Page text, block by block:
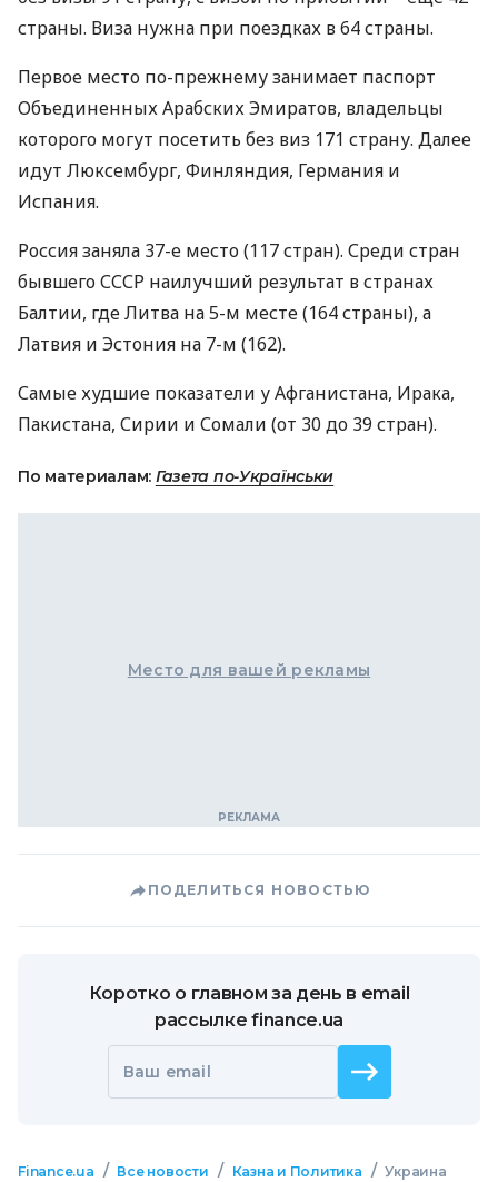
страны. Виза нужна при поездках в 64 страны.
Первое место по-прежнему занимает паспорт
Объединенных Арабских Эмиратов, владельцы
которого могут посетить без виз 171 страну. Далее
идут Люксембург, Финляндия, Германия и
Испания.
Россия заняла 37-е место (117 стран). Среди стран
бывшегоСССР наилучший результат в странах
Балтии, где Литва на 5-м месте (164 страны), а
Латвия и Эстония на 7-м (162).
Самые худшие показатели у Афганистана, Ирака,
Пакистана, Сирии и Сомали (от 30 до 39 стран).
По материалам: Газета по-Українськи
Место для вашей рекламы
ПОДЕЛИТЬСЯ НОВОСТЬЮ
Коротко о главном за день в email
рассылке finance.ua
Ваш email
Finance.ua / Все новости / Казна и Политика / Украина